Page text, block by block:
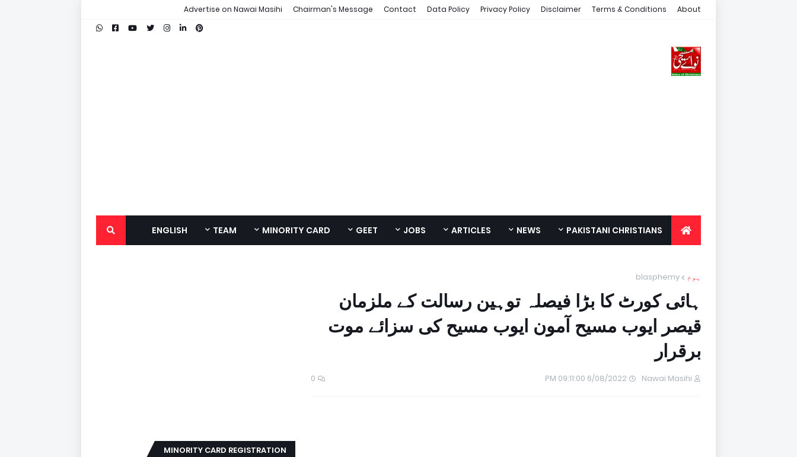
About
Terms & Conditions
Disclaimer
Privacy Policy
Data Policy
Contact
Chairman's Message
Advertise on Nawai Masihi
PAKISTANI CHRISTIANS
NEWS
ARTICLES
JOBS
GEET
MINORITY CARD
TEAM
ENGLISH
ہوم blasphemy
ہائی کورٹ کا بڑا فیصلہ توہین رسالت کے ملزمان
قیصر ایوب مسیح آمون ایوب مسیح کی سزائے موت
برقرار
Nawai Masihi
6/08/2022 09:11:00 PM
0
MINORITY CARD REGISTRATION